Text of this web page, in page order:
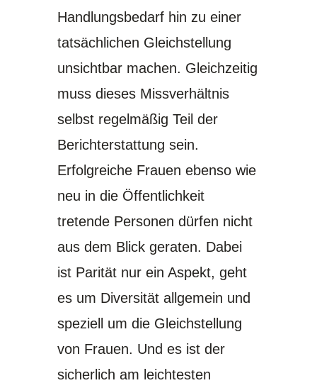
Handlungsbedarf hin zu einer
tatsächlichen Gleichstellung
unsichtbar machen. Gleichzeitig
muss dieses Missverhältnis
selbst regelmäßig Teil der
Berichterstattung sein.
Erfolgreiche Frauen ebenso wie
neu in die Öffentlichkeit
tretende Personen dürfen nicht
aus dem Blick geraten. Dabei
ist Parität nur ein Aspekt, geht
es um Diversität allgemein und
speziell um die Gleichstellung
von Frauen. Und es ist der
sicherlich am leichtesten